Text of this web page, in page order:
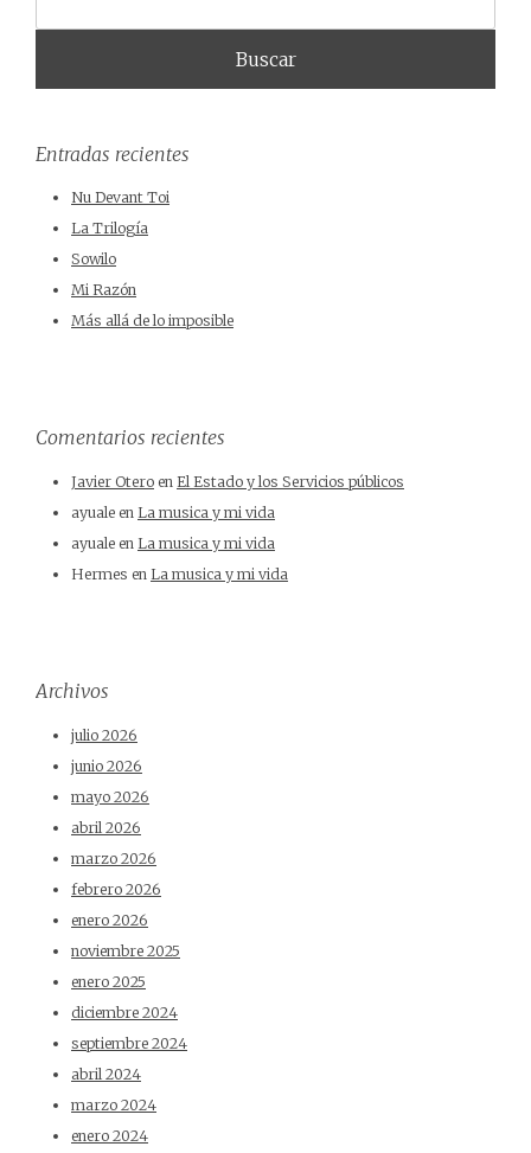
Entradas recientes
Nu Devant Toi
La Trilogía
Sowilo
Mi Razón
Más allá de lo imposible
Comentarios recientes
Javier Otero en El Estado y los Servicios públicos
ayuale en La musica y mi vida
ayuale en La musica y mi vida
Hermes en La musica y mi vida
Archivos
julio 2026
junio 2026
mayo 2026
abril 2026
marzo 2026
febrero 2026
enero 2026
noviembre 2025
enero 2025
diciembre 2024
septiembre 2024
abril 2024
marzo 2024
enero 2024